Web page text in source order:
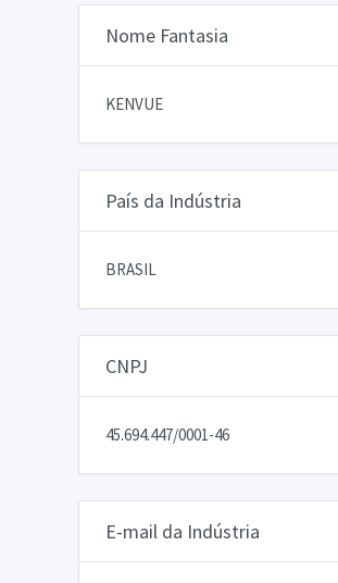
Nome Fantasia
KENVUE
País da Indústria
BRASIL
CNPJ
45.694.447/0001-46
E-mail da Indústria